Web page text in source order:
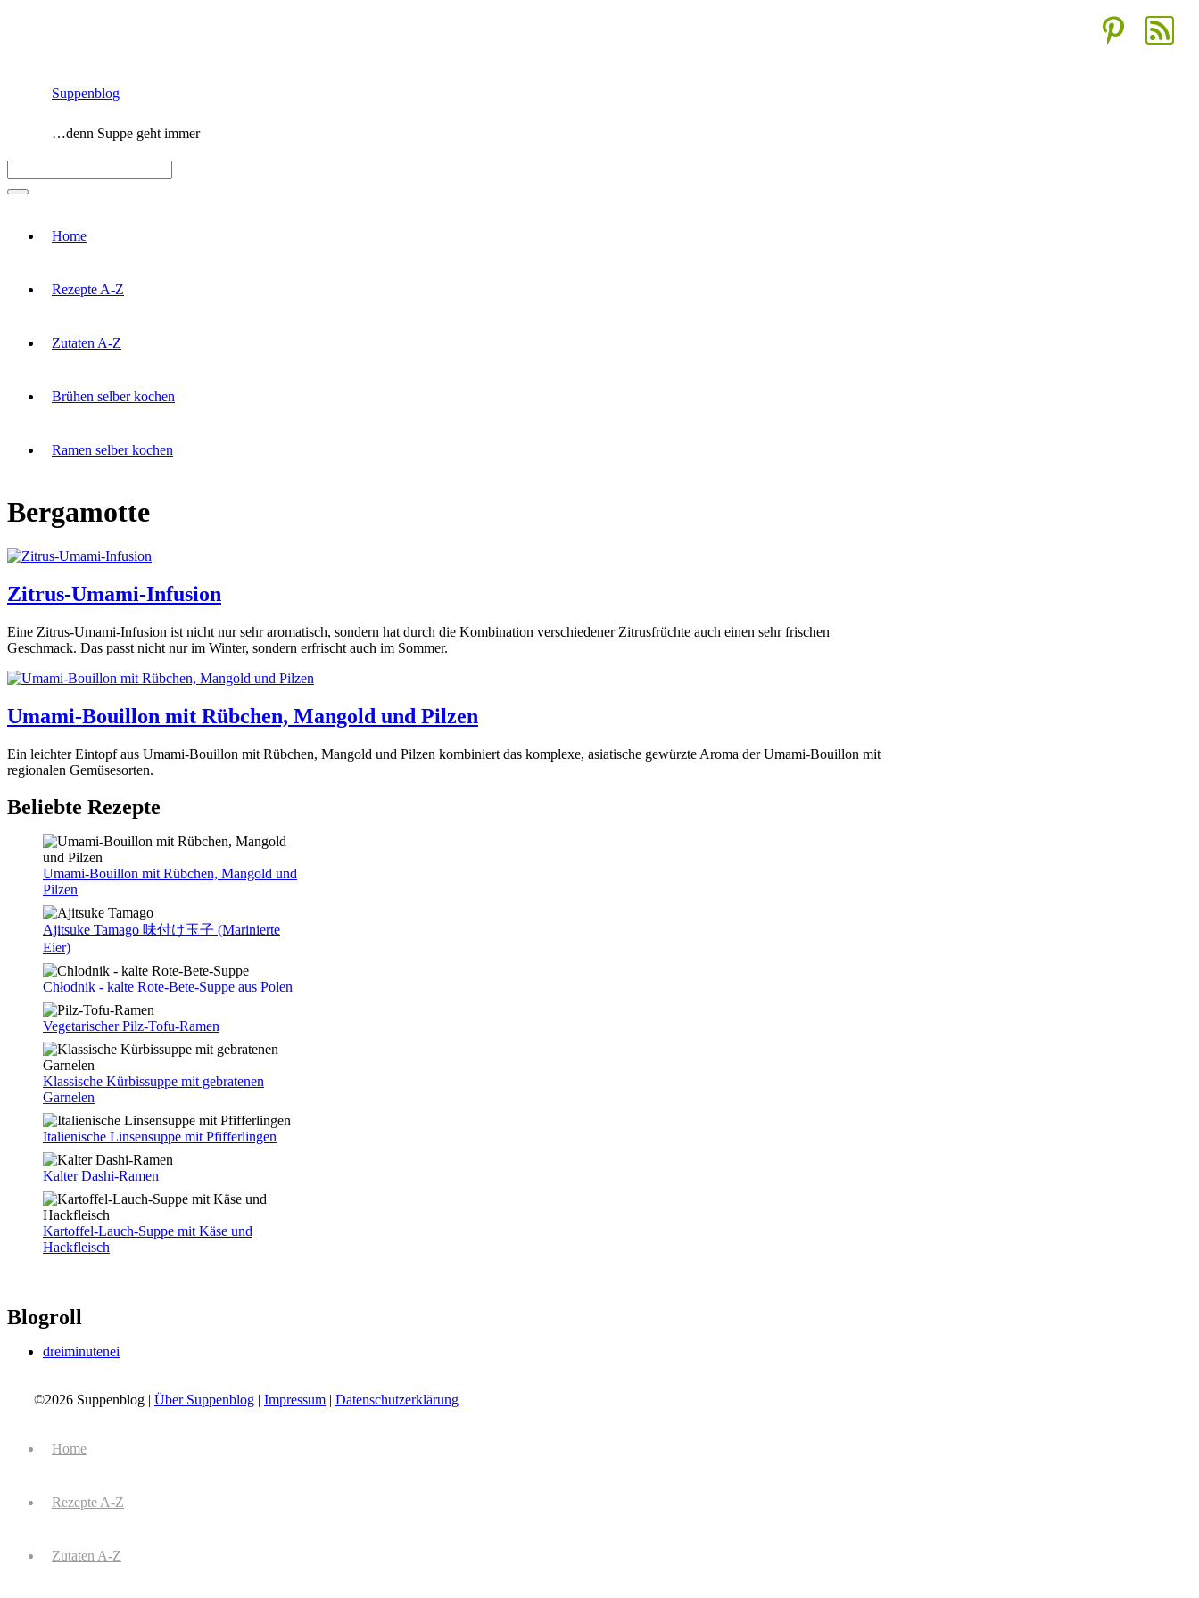
Suppenblog
…denn Suppe geht immer
Home
Rezepte A-Z
Zutaten A-Z
Brühen selber kochen
Ramen selber kochen
Bergamotte
Zitrus-Umami-Infusion
Eine Zitrus-Umami-Infusion ist nicht nur sehr aromatisch, sondern hat durch die Kombination verschiedener Zitrusfrüchte auch einen sehr frischen
Geschmack. Das passt nicht nur im Winter, sondern erfrischt auch im Sommer.
Umami-Bouillon mit Rübchen, Mangold und Pilzen
Ein leichter Eintopf aus Umami-Bouillon mit Rübchen, Mangold und Pilzen kombiniert das komplexe, asiatische gewürzte Aroma der Umami-Bouillon mit
regionalen Gemüsesorten.
Beliebte Rezepte
Umami-Bouillon mit Rübchen, Mangold und
Pilzen
Ajitsuke Tamago 味付け玉子 (Marinierte
Eier)
Chłodnik - kalte Rote-Bete-Suppe aus Polen
Vegetarischer Pilz-Tofu-Ramen
Klassische Kürbissuppe mit gebratenen
Garnelen
Italienische Linsensuppe mit Pfifferlingen
Kalter Dashi-Ramen
Kartoffel-Lauch-Suppe mit Käse und
Hackfleisch
Blogroll
dreiminutenei
©2026 Suppenblog | Über Suppenblog | Impressum | Datenschutzerklärung
Home
Rezepte A-Z
Zutaten A-Z